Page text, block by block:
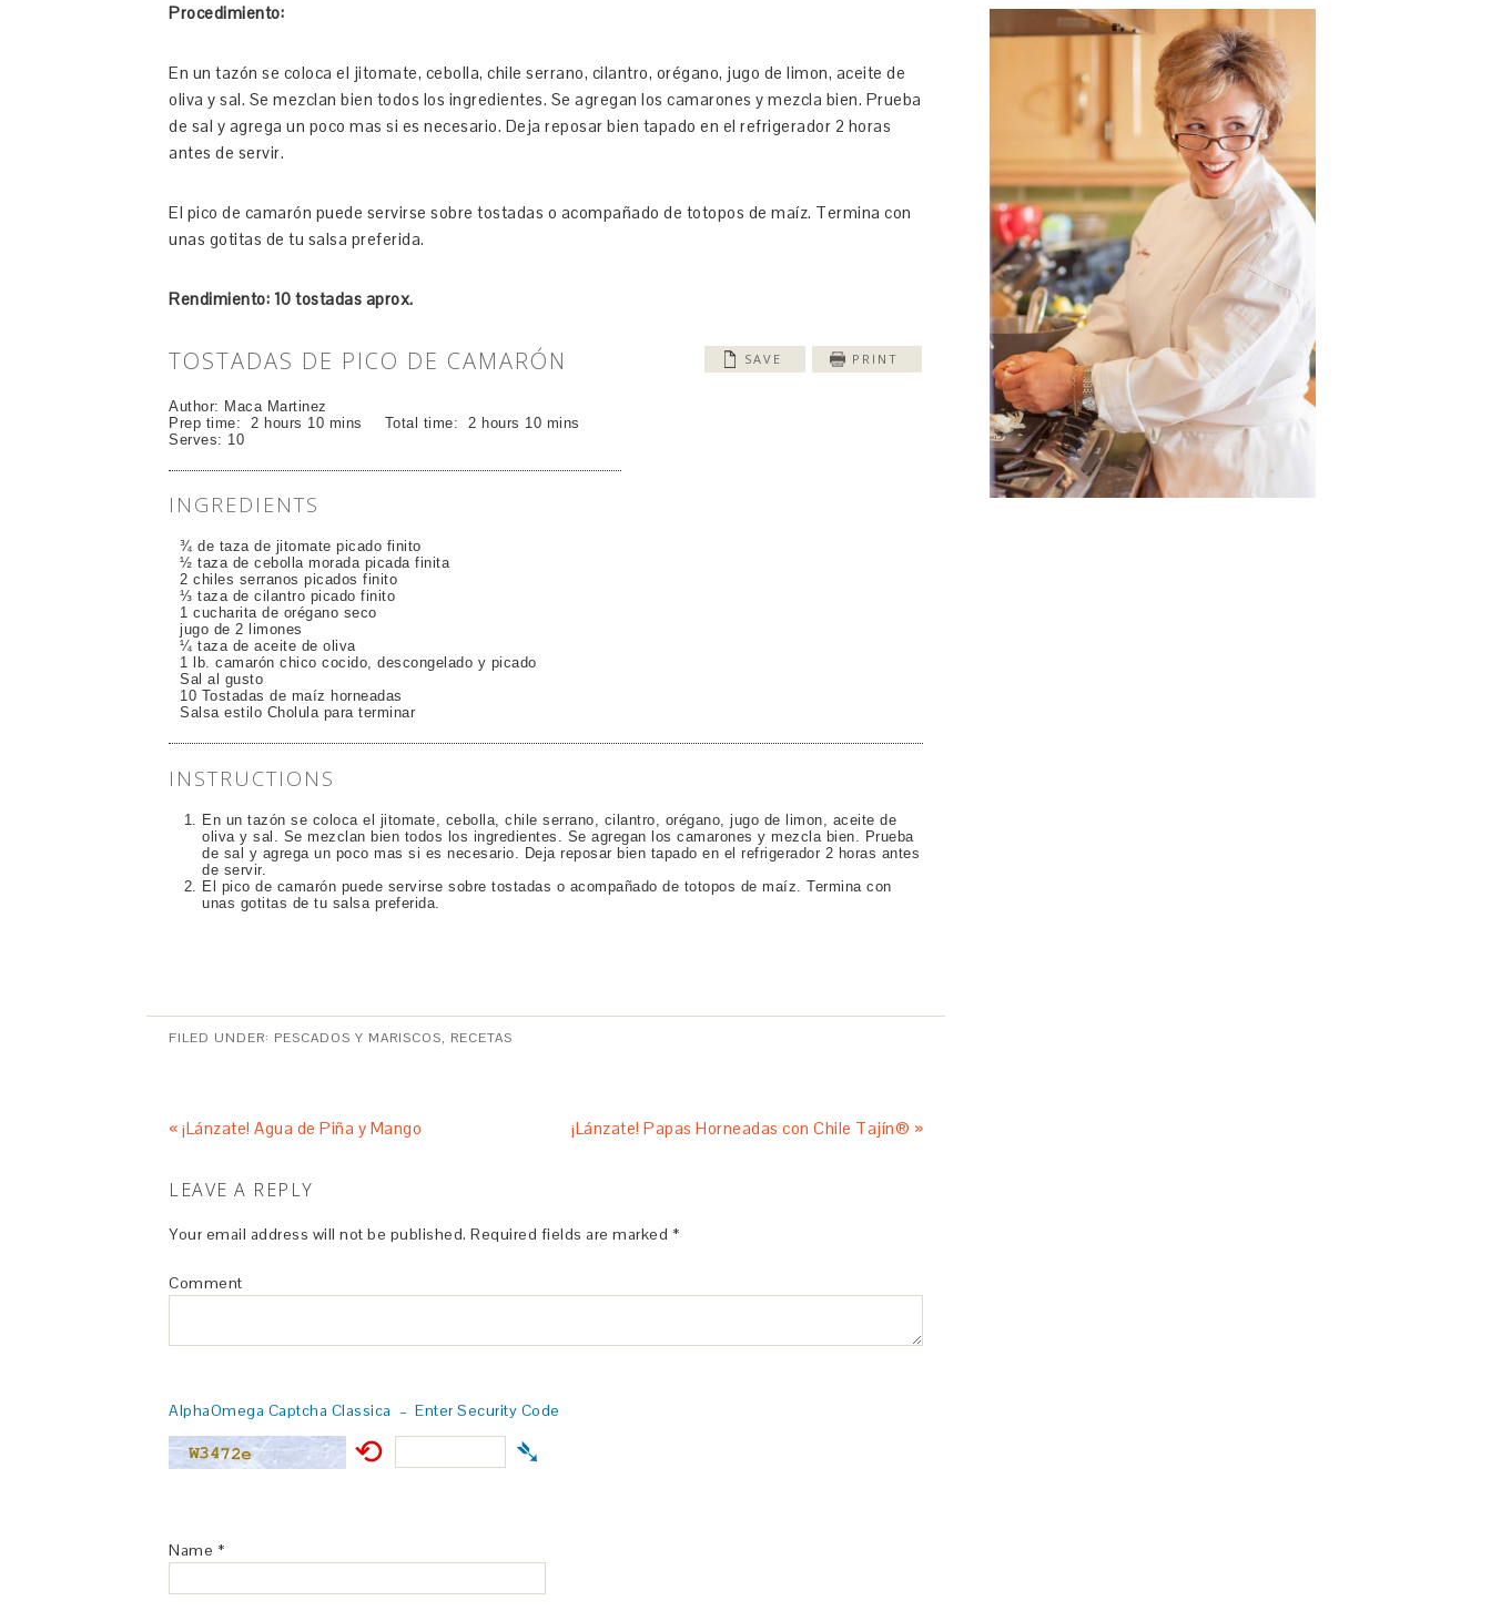
Procedimiento:
En un tazón se coloca el jitomate, cebolla, chile serrano, cilantro, orégano, jugo de limon, aceite de
oliva y sal. Se mezclan bien todos los ingredientes. Se agregan los camarones y mezcla bien. Prueba
de sal y agrega un poco mas si es necesario. Deja reposar bien tapado en el refrigerador 2 horas
antes de servir.
El pico de camarón puede servirse sobre tostadas o acompañado de totopos de maíz. Termina con
unas gotitas de tu salsa preferida.
Rendimiento: 10 tostadas aprox.
SAVE PRINT
TOSTADAS DE PICO DE CAMARÓN
Author: Maca Martinez
Prep time: 2 hours 10 mins Total time: 2 hours 10 mins
Serves: 10
INGREDIENTS
¾ de taza de jitomate picado finito
½ taza de cebolla morada picada finita
2 chiles serranos picados finito
⅓ taza de cilantro picado finito
1 cucharita de orégano seco
jugo de 2 limones
¼ taza de aceite de oliva
1 lb. camarón chico cocido, descongelado y picado
Sal al gusto
10 Tostadas de maíz horneadas
Salsa estilo Cholula para terminar
INSTRUCTIONS
En un tazón se coloca el jitomate, cebolla, chile serrano, cilantro, orégano, jugo de limon, aceite de
oliva y sal. Se mezclan bien todos los ingredientes. Se agregan los camarones y mezcla bien. Prueba
de sal y agrega un poco mas si es necesario. Deja reposar bien tapado en el refrigerador 2 horas antes
de servir.
El pico de camarón puede servirse sobre tostadas o acompañado de totopos de maíz. Termina con
unas gotitas de tu salsa preferida.
FILED UNDER: PESCADOS Y MARISCOS, RECETAS
« ¡Lánzate! Agua de Piña y Mango ¡Lánzate! Papas Horneadas con Chile Tajín® »
LEAVE A REPLY
Your email address will not be published. Required fields are marked *
Comment
AlphaOmega Captcha Classica – Enter Security Code
⟲ ➴
Name *